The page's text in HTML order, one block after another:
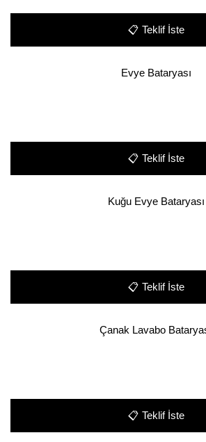
📋 Teklif İste
Evye Bataryası
📋 Teklif İste
Kuğu Evye Bataryası
📋 Teklif İste
Çanak Lavabo
📋 Teklif İste